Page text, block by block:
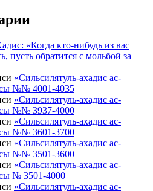
«Когда кто-нибудь из вас
пусть обратится с мольбой за
«Сильсилятуль-ахадис ас-
№№ 4001-4035
«Сильсилятуль-ахадис ас-
№№ 3937-4000
«Сильсилятуль-ахадис ас-
№№ 3601-3700
«Сильсилятуль-ахадис ас-
№№ 3501-3600
«Сильсилятуль-ахадис ас-
№ 3501-4000
«Сильсилятуль-ахадис ас-